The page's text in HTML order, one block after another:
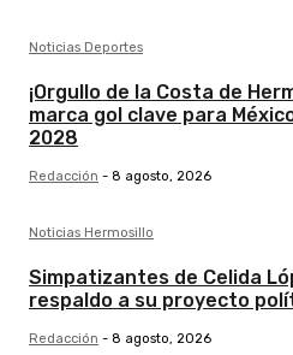
Noticias Deportes
¡Orgullo de la Costa de
marca gol clave para
2028
Redacción - 8 agosto, 2026
Noticias Hermosillo
Simpatizantes de Celida
respaldo a su proyecto
Redacción - 8 agosto, 2026